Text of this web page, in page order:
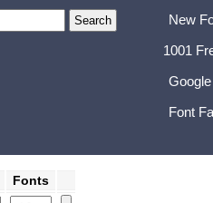
New
1001
Font
Fonts